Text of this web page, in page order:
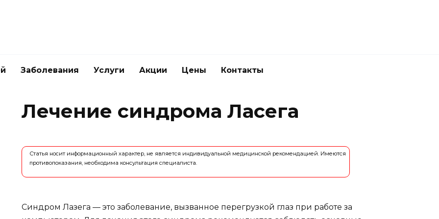
Заболевания Услуги Акции Цены Контакты
Лечение синдрома Ласега
Статья носит информационный характер, не является индивидуальной медицинской рекомендацией. Имеются
противопоказания, необходима консультация специалиста.
Синдром Лазега — это заболевание, вызванное перегрузкой глаз при работе за